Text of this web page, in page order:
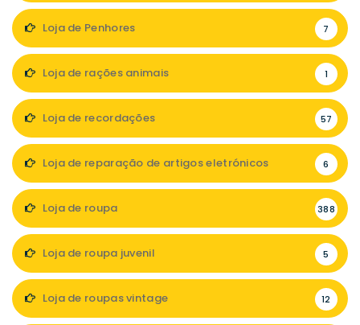
Loja de Penhores 7
Loja de rações animais 1
Loja de recordações 57
Loja de reparação de artigos eletrónicos 6
Loja de roupa 388
Loja de roupa juvenil 5
Loja de roupas vintage 12